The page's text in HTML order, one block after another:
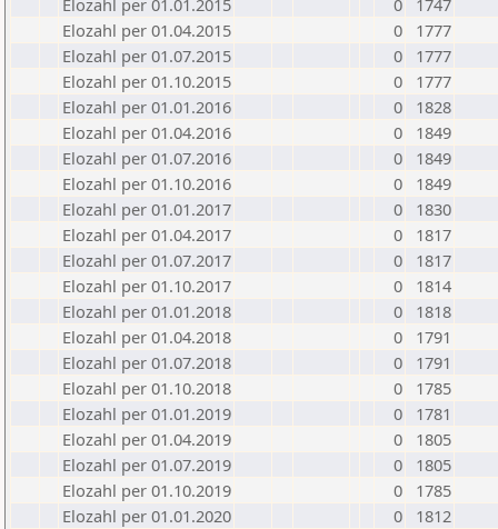
Elozahl per 01.01.2015
0
1747
Elozahl per 01.04.2015
0
1777
Elozahl per 01.07.2015
0
1777
Elozahl per 01.10.2015
0
1777
Elozahl per 01.01.2016
0
1828
Elozahl per 01.04.2016
0
1849
Elozahl per 01.07.2016
0
1849
Elozahl per 01.10.2016
0
1849
Elozahl per 01.01.2017
0
1830
Elozahl per 01.04.2017
0
1817
Elozahl per 01.07.2017
0
1817
Elozahl per 01.10.2017
0
1814
Elozahl per 01.01.2018
0
1818
Elozahl per 01.04.2018
0
1791
Elozahl per 01.07.2018
0
1791
Elozahl per 01.10.2018
0
1785
Elozahl per 01.01.2019
0
1781
Elozahl per 01.04.2019
0
1805
Elozahl per 01.07.2019
0
1805
Elozahl per 01.10.2019
0
1785
Elozahl per 01.01.2020
0
1812